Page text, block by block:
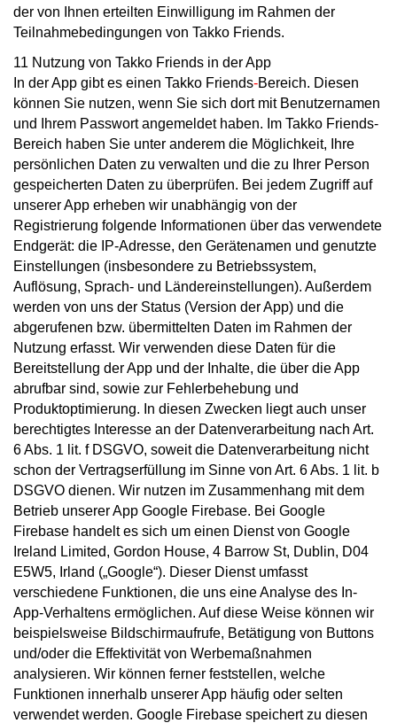
der von Ihnen erteilten Einwilligung im Rahmen der
Teilnahmebedingungen von Takko Friends.
11 Nutzung von Takko Friends in der App
In der App gibt es einen Takko Friends-Bereich. Diesen
können Sie nutzen, wenn Sie sich dort mit Benutzernamen
und Ihrem Passwort angemeldet haben. Im Takko Friends-
Bereich haben Sie unter anderem die Möglichkeit, Ihre
persönlichen Daten zu verwalten und die zu Ihrer Person
gespeicherten Daten zu überprüfen. Bei jedem Zugriff auf
unserer App erheben wir unabhängig von der
Registrierung folgende Informationen über das verwendete
Endgerät: die IP-Adresse, den Gerätenamen und genutzte
Einstellungen (insbesondere zu Betriebssystem,
Auflösung, Sprach- und Ländereinstellungen). Außerdem
werden von uns der Status (Version der App) und die
abgerufenen bzw. übermittelten Daten im Rahmen der
Nutzung erfasst. Wir verwenden diese Daten für die
Bereitstellung der App und der Inhalte, die über die App
abrufbar sind, sowie zur Fehlerbehebung und
Produktoptimierung. In diesen Zwecken liegt auch unser
berechtigtes Interesse an der Datenverarbeitung nach Art.
6 Abs. 1 lit. f DSGVO, soweit die Datenverarbeitung nicht
schon der Vertragserfüllung im Sinne von Art. 6 Abs. 1 lit. b
DSGVO dienen. Wir nutzen im Zusammenhang mit dem
Betrieb unserer App Google Firebase. Bei Google
Firebase handelt es sich um einen Dienst von Google
Ireland Limited, Gordon House, 4 Barrow St, Dublin, D04
E5W5, Irland („Google“). Dieser Dienst umfasst
verschiedene Funktionen, die uns eine Analyse des In-
App-Verhaltens ermöglichen. Auf diese Weise können wir
beispielsweise Bildschirmaufrufe, Betätigung von Buttons
und/oder die Effektivität von Werbemaßnahmen
analysieren. Wir können ferner feststellen, welche
Funktionen innerhalb unserer App häufig oder selten
verwendet werden. Google Firebase speichert zu diesen